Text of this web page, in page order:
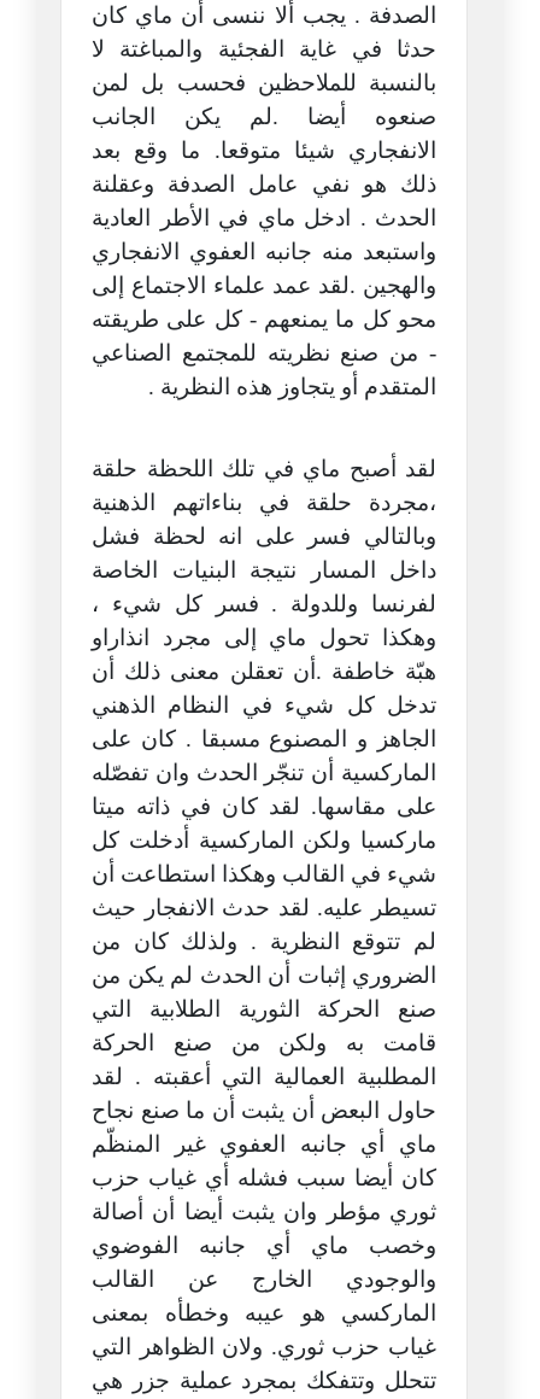
الصدفة . يجب ألا ننسى أن ماي كان
حدثا في غاية الفجئية والمباغتة لا
بالنسبة للملاحظين فحسب بل لمن
صنعوه أيضا .لم يكن الجانب
الانفجاري شيئا متوقعا. ما وقع بعد
ذلك هو نفي عامل الصدفة وعقلنة
الحدث . ادخل ماي في الأطر العادية
واستبعد منه جانبه العفوي الانفجاري
والهجين .لقد عمد علماء الاجتماع إلى
محو كل ما يمنعهم - كل على طريقته
- من صنع نظريته للمجتمع الصناعي
المتقدم أو يتجاوز هذه النظرية .
لقد أصبح ماي في تلك اللحظة حلقة
،مجردة حلقة في بناءاتهم الذهنية
وبالتالي فسر على انه لحظة فشل
داخل المسار نتيجة البنيات الخاصة
لفرنسا وللدولة . فسر كل شيء ،
وهكذا تحول ماي إلى مجرد انذاراو
هبّة خاطفة .أن تعقلن معنى ذلك أن
تدخل كل شيء في النظام الذهني
الجاهز و المصنوع مسبقا . كان على
الماركسية أن تنجّر الحدث وان تفصّله
على مقاسها. لقد كان في ذاته ميتا
ماركسيا ولكن الماركسية أدخلت كل
شيء في القالب وهكذا استطاعت أن
تسيطر عليه. لقد حدث الانفجار حيث
لم تتوقع النظرية . ولذلك كان من
الضروري إثبات أن الحدث لم يكن من
صنع الحركة الثورية الطلابية التي
قامت به ولكن من صنع الحركة
المطلبية العمالية التي أعقبته . لقد
حاول البعض أن يثبت أن ما صنع نجاح
ماي أي جانبه العفوي غير المنظّم
كان أيضا سبب فشله أي غياب حزب
ثوري مؤطر وان يثبت أيضا أن أصالة
وخصب ماي أي جانبه الفوضوي
والوجودي الخارج عن القالب
الماركسي هو عيبه وخطأه بمعنى
غياب حزب ثوري. ولان الظواهر التي
تتحلل وتتفكك بمجرد عملية جزر هي